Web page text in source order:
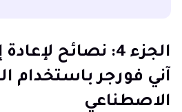
الجزء 4: نصائح
آني فورجر باستخدام
الاصطناعي